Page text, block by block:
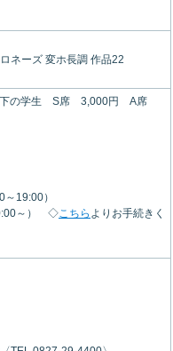
ネーズ 変ホ長調 作品22
下の学生 S席 3,000円 A席
19:00）
～） ◇こちら よりお手続きく